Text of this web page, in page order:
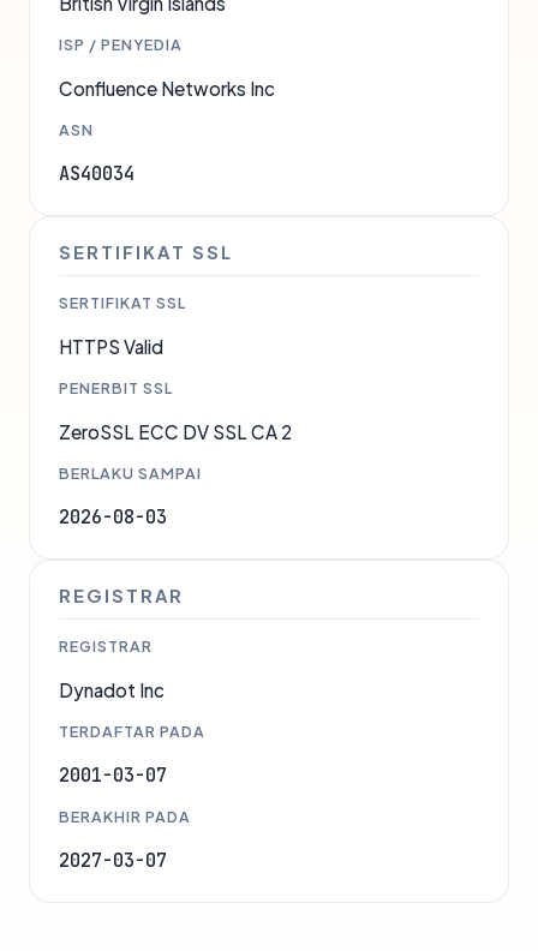
ISP / PENYEDIA
Confluence Networks Inc
ASN
AS40034
SERTIFIKAT SSL
SERTIFIKAT SSL
HTTPS Valid
PENERBIT SSL
ZeroSSL ECC DV SSL CA 2
BERLAKU SAMPAI
2026-08-03
REGISTRAR
REGISTRAR
Dynadot Inc
TERDAFTAR PADA
2001-03-07
BERAKHIR PADA
2027-03-07